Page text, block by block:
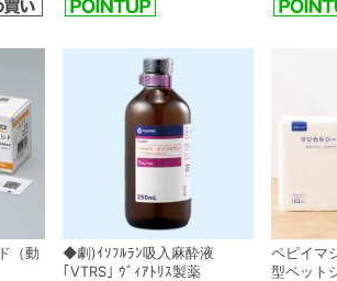
（動
◆劇)ｲｿﾌﾙﾗﾝ吸入麻酔液
｢VTRS｣ ｳﾞｨｱﾄﾘｽ製薬
ペピイマ
型ペット